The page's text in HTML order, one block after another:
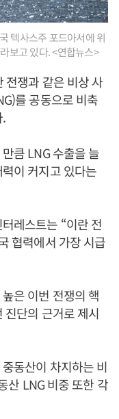
텍사스주 포드아서에 위
보고 있다. <연합뉴스>
전쟁과 같은 비상 사
를 공동으로 비축
.
큼 LNG 수출을 늘
이 커지고 있다는
레스트는 “이란 전
협력에서 가장 시급
은 이번 전쟁의 핵
진단의 근거로 제시
동산이 차지하는 비
산 LNG 비중 또한 각